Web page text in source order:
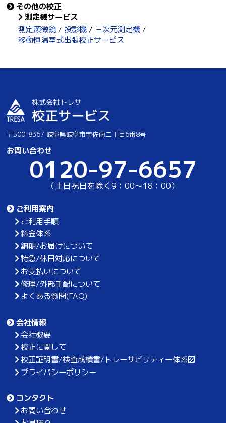
その他の校正
測定機サービス
測定顕微鏡
投影機
三次元測定機
移動恒温室式出張校正サービス
〒500-8367 岐阜県岐阜市宇佐南二丁目6番8号
お問い合わせ
0120-97-6657
（土日祝日を除く9：00～18：00）
ご利用案内
ご利用手順
料金体系
納期/お届けについて
特急/休日対応について
お支払いについて
修理/外部手配について
よくある質問(FAQ)
会社情報
会社概要
校正に関して
校正証明書/検査成績書/トレーサビリティー体系図
プライバシーポリシー
コンタクト
お問い合わせ